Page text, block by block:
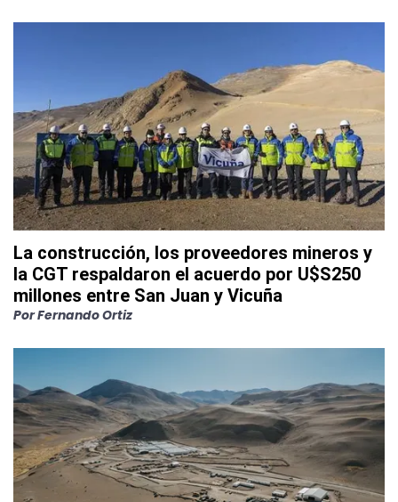
La construcción, los proveedores mineros y
la CGT respaldaron el acuerdo por U$S250
millones entre San Juan y Vicuña
PorFernando Ortiz